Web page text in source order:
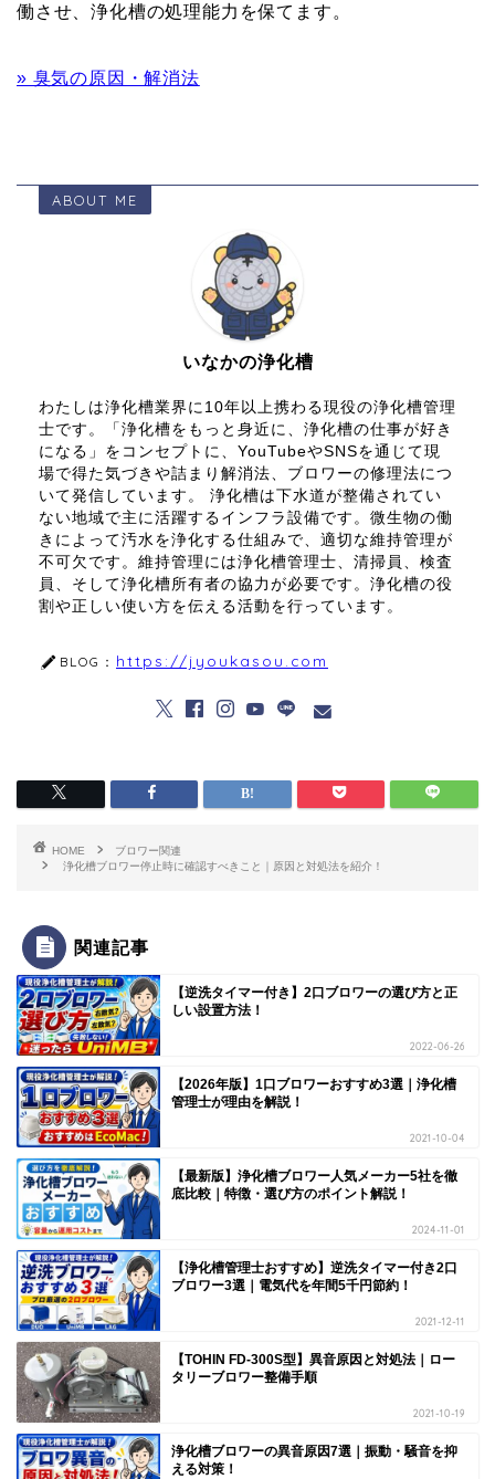
働させ、浄化槽の処理能力を保てます。
» 臭気の原因・解消法
ABOUT ME
いなかの浄化槽
わたしは浄化槽業界に10年以上携わる現役の浄化槽管理
士です。「浄化槽をもっと身近に、浄化槽の仕事が好き
になる」をコンセプトに、YouTubeやSNSを通じて現
場で得た気づきや詰まり解消法、ブロワーの修理法につ
いて発信しています。 浄化槽は下水道が整備されてい
ない地域で主に活躍するインフラ設備です。微生物の働
きによって汚水を浄化する仕組みで、適切な維持管理が
不可欠です。維持管理には浄化槽管理士、清掃員、検査
員、そして浄化槽所有者の協力が必要です。浄化槽の役
割や正しい使い方を伝える活動を行っています。
BLOG： https://jyoukasou.com
HOME
ブロワー関連
浄化槽ブロワー停止時に確認すべきこと｜原因と対処法を紹介！
関連記事
【逆洗タイマー付き】2口ブロワーの選び方と正
しい設置方法！
2022-06-26
【2026年版】1口ブロワーおすすめ3選｜浄化槽
管理士が理由を解説！
2021-10-04
【最新版】浄化槽ブロワー人気メーカー5社を徹
底比較｜特徴・選び方のポイント解説！
2024-11-01
【浄化槽管理士おすすめ】逆洗タイマー付き2口
ブロワー3選｜電気代を年間5千円節約！
2021-12-11
【TOHIN FD-300S型】異音原因と対処法｜ロー
タリーブロワー整備手順
2021-10-19
浄化槽ブロワーの異音原因7選｜振動・騒音を抑
える対策！